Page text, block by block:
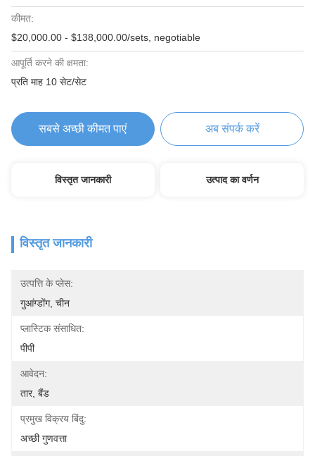
कीमत:
$20,000.00 - $138,000.00/sets, negotiable
आपूर्ति करने की क्षमता:
प्रति माह 10 सेट/सेट
सबसे अच्छी कीमत पाएं अब संपर्क करें
विस्तृत जानकारी उत्पाद का वर्णन
विस्तृत जानकारी
उत्पत्ति के प्लेस:
गुआंग्डोंग, चीन
प्लास्टिक संसाधित:
पीपी
आवेदन:
तार, बैंड
प्रमुख विक्रय बिंदु:
अच्छी गुणवत्ता